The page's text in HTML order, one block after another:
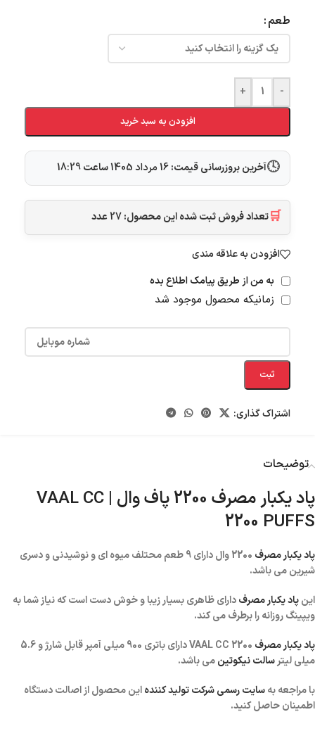
طعم
-
+
افزودن به سبد خرید
🕓آخرین بروزرسانی قیمت:16 مرداد 1405 ساعت18:29
🛒تعداد فروش ثبت شده این محصول:27 عدد
افزودن به علاقه مندی
به من از طریق پیامک اطلاع بده
زمانیکه محصول موجود شد
ثبت
اشتراک گذاری:
توضیحات
پاد یکبار مصرف 2200 پاف وال | VAAL CC
2200 PUFFS
پاد یکبار مصرف
2200 وال دارای 9 طعم محتلف میوه ای و نوشیدنی و دسری
شیرین می باشد.
اینپاد یکبار مصرفدارای ظاهری بسیار زیبا و خوش دست است که نیاز شما به
ویپینگ روزانه را برطرف می کند.
پاد یکبار مصرف
VAAL CC 2200 دارای باتری 900 میلی آمپر قابل شارژ و 5.6
میلی لیترسالت نیکوتینمی باشد.
با مراجعه بهسایت رسمی شرکت تولید کنندهاین محصول از اصالت دستگاه
اطمینان حاصل کنید.